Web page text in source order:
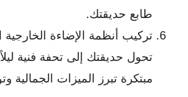
طابع حديقتك.
تركيب أنظمة الإضاءة الخارجية
تحول حديقتك إلى تحفة فنية
مبتكرة تبرز الميزات الجمالية